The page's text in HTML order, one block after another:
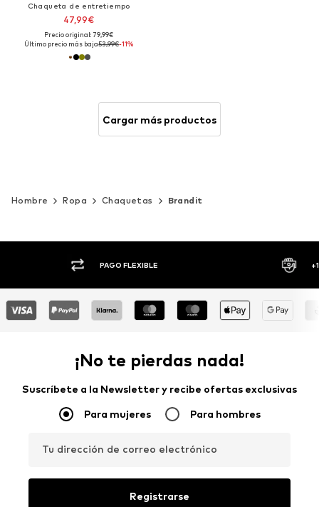
Chaqueta de entretiempo
47,99€
Precio original: 79,99€
Último precio más bajo:53,99€-11%
Cargar más productos
Hombre Ropa Chaquetas Brandit
¡No te pierdas nada!
Suscríbete a la Newsletter y recibe ofertas exclusivas
Para mujeres Para hombres
Tu dirección de correo electrónico
Registrarse